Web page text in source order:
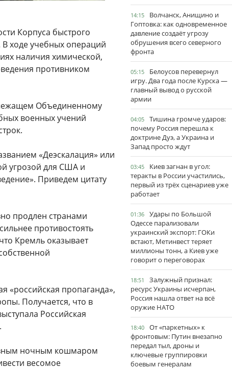
Корпуса быстрого
ходе учебных операций
наличия химической,
противником
Объединенному
военных учений
«Деэскалация» или
угрозой для США и
Приведем цитату
продлен странами
противостоять
Кремль оказывает
«российская пропаганда»,
Получается, что в
Российская
ночным кошмаром
весомое
14:15
Волчанск, Анищино и
Гоптовка: как одновременное
давление создаёт угрозу
обрушения всего северного
фронта
05:15
Белоусов перевернул
игру. Два года после Курска —
главный вывод о русской
армии
04:05
Тишина громче ударов:
почему Россия перешла к
доктрине Дуэ, а Украина и
Запад просто ждут
03:45
Киев загнан в угол:
теракты в России участились,
первый из трёх сценариев уже
работает
01:36
Удары по Большой
Одессе парализовали
украинский экспорт: ГОКи
встают, Метинвест теряет
миллионы тонн, а Киев уже
говорит о переговорах
18:51
Залужный признал:
ресурс Украины исчерпан,
Россия нашла ответ на всё
оружие НАТО
18:40
От «паркетных» к
фронтовым: Путин внезапно
передал тыл, дроны и
ключевые группировки
боевым генералам